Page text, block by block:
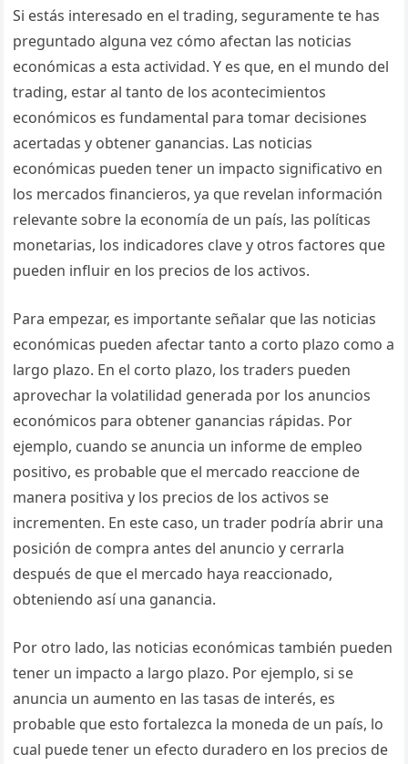
Si estás interesado en el trading, seguramente te has
preguntado alguna vez cómo afectan las noticias
económicas a esta actividad. Y es que, en el mundo del
trading, estar al tanto de los acontecimientos
económicos es fundamental para tomar decisiones
acertadas y obtener ganancias. Las noticias
económicas pueden tener un impacto significativo en
los mercados financieros, ya que revelan información
relevante sobre la economía de un país, las políticas
monetarias, los indicadores clave y otros factores que
pueden influir en los precios de los activos.
Para empezar, es importante señalar que las noticias
económicas pueden afectar tanto a corto plazo como a
largo plazo. En el corto plazo, los traders pueden
aprovechar la volatilidad generada por los anuncios
económicos para obtener ganancias rápidas. Por
ejemplo, cuando se anuncia un informe de empleo
positivo, es probable que el mercado reaccione de
manera positiva y los precios de los activos se
incrementen. En este caso, un trader podría abrir una
posición de compra antes del anuncio y cerrarla
después de que el mercado haya reaccionado,
obteniendo así una ganancia.
Por otro lado, las noticias económicas también pueden
tener un impacto a largo plazo. Por ejemplo, si se
anuncia un aumento en las tasas de interés, es
probable que esto fortalezca la moneda de un país, lo
cual puede tener un efecto duradero en los precios de